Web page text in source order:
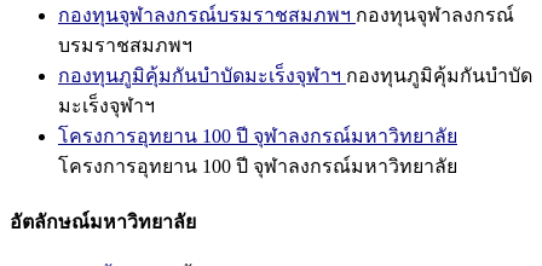
กองทุนจุฬาลงกรณ์บรมราชสมภพฯ กองทุนจุฬาลงกรณ์
บรมราชสมภพฯ
กองทุนภูมิคุ้มกันบำบัดมะเร็งจุฬาฯ กองทุนภูมิคุ้มกันบำบัด
มะเร็งจุฬาฯ
โครงการอุทยาน 100 ปี จุฬาลงกรณ์มหาวิทยาลัย
โครงการอุทยาน 100 ปี จุฬาลงกรณ์มหาวิทยาลัย
อัตลักษณ์มหาวิทยาลัย